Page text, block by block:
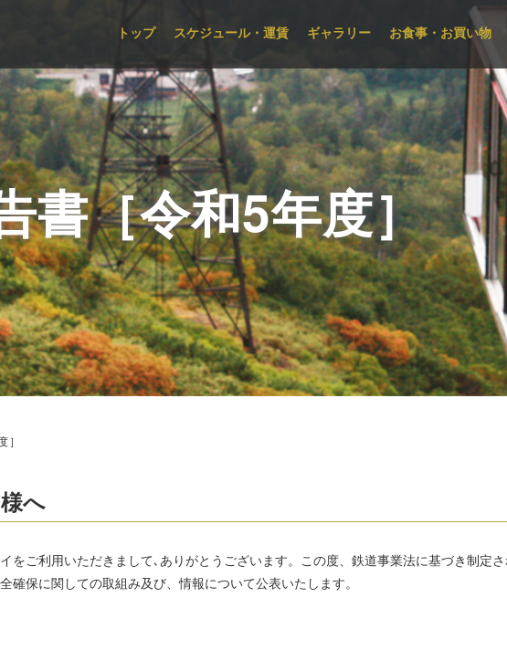
トップ スケジュール・運賃 ギャラリー お食事・お買い物
書［令和5年度］
へ
をご利用いただきまして､ありがとうございます。この度、鉄道事業法に基づき制定
確保に関しての取組み及び、情報について公表いたします。